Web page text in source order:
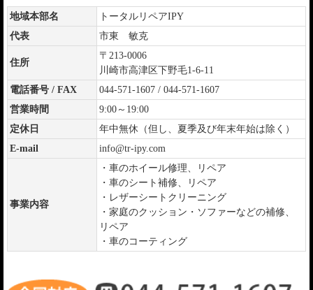
地域本部名
トータルリペアIPY
代表
市東 敏克
住所
〒213-0006
川崎市高津区下野毛1-6-11
電話番号 / FAX
044-571-1607 / 044-571-1607
営業時間
9:00～19:00
定休日
年中無休（但し、夏季及び年末年始は除く）
E-mail
info@tr-ipy.com
事業内容
・車のホイール修理、リペア
・車のシート補修、リペア
・レザーシートクリーニング
・家庭のクッション・ソファーなどの補修、
リペア
・車のコーティング